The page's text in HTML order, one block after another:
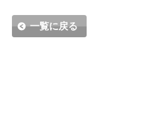
一覧に戻る